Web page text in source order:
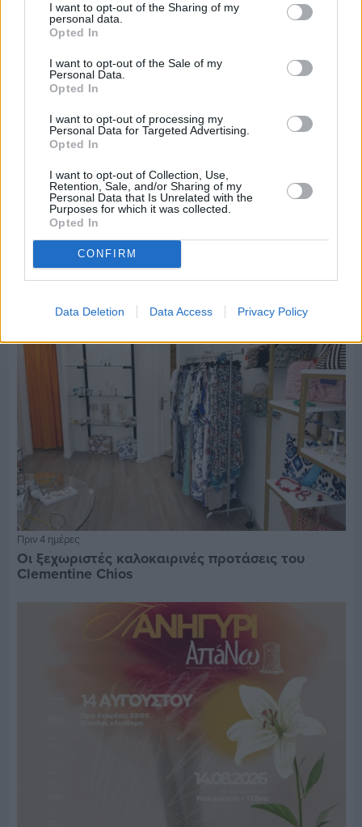
I want to opt-out of the Sharing of my
personal data.
Opted In
I want to opt-out of the Sale of my
Personal Data.
Opted In
I want to opt-out of processing my
Personal Data for Targeted Advertising.
Opted In
I want to opt-out of Collection, Use,
Retention, Sale, and/or Sharing of my
Personal Data that Is Unrelated with the
Purposes for which it was collected.
Opted In
CONFIRM
Data Deletion Data Access Privacy Policy
Πριν 4 ημέρες
Οδηγοί Δασικών Υπηρεσιών: Ζητούν ένταξη στο
ανθυγιεινό επίδομα
Πριν 4 ημέρες
Οι ξεχωριστές καλοκαιρινές προτάσεις του
Clementine Chios